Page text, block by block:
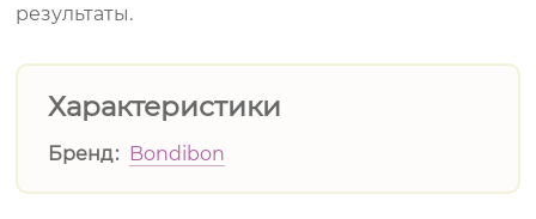
результаты.
Характеристики
Бренд Bondibon